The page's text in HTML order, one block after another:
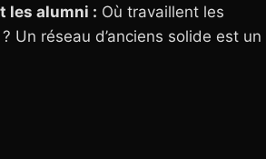
les alumni : Où travaillent les
Un réseau d’anciens solide est un